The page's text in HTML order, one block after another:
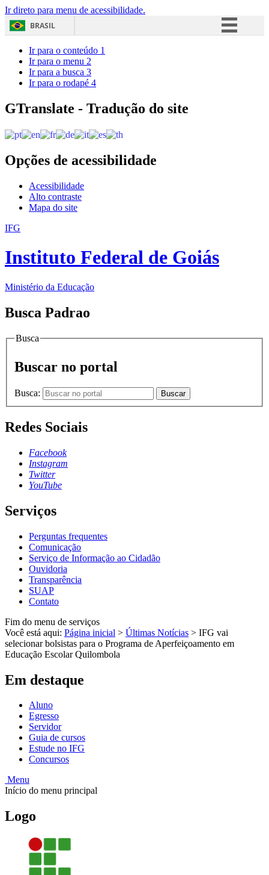
Ir direto para menu de acessibilidade.
BRASIL
Acesso à informação
Ir para o conteúdo 1
Ir para o menu 2
Ir para a busca 3
Ir para o rodapé 4
GTranslate - Tradução do site
Opções de acessibilidade
Acessibilidade
Alto contraste
Mapa do site
IFG
Instituto Federal de Goiás
Ministério da Educação
Busca Padrao
Busca
Buscar no portal
Busca: Buscar
Redes Sociais
Facebook
Instagram
Twitter
YouTube
Serviços
Perguntas frequentes
Comunicação
Serviço de Informação ao Cidadão
Ouvidoria
Transparência
SUAP
Contato
Fim do menu de serviços
Você está aqui: Página inicial > Últimas Notícias > IFG vai
selecionar bolsistas para o Programa de Aperfeiçoamento em
Educação Escolar Quilombola
Em destaque
Aluno
Egresso
Servidor
Guia de cursos
Estude no IFG
Concursos
Menu
Início do menu principal
Logo